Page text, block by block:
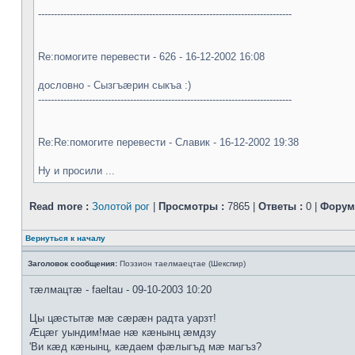
--------------------------------------------------------------------------------
Re:помогите перевести - 626 - 16-12-2002 16:08
дословно - Сызгъæрин сыкъа :)
--------------------------------------------------------------------------------
Re:Re:помогите перевести - Славик - 16-12-2002 19:38
Ну и просили ...
Read more : Золотой рог Просмотры : 7865 | Ответы : 0 |
Вернуться к началу
Заголовок сообщения: Поэзион таелмаецтае (Шекспир)
тæлмацтæ - faeltau - 09-10-2003 10:20
Цы цæстытæ мæ сæрæн радта уарзт!
Æцæг уындим!мае нæ кæнынц æмдзу
'Ви кæд кæнынц, кæдаем фæлыгъд мæ магъз?